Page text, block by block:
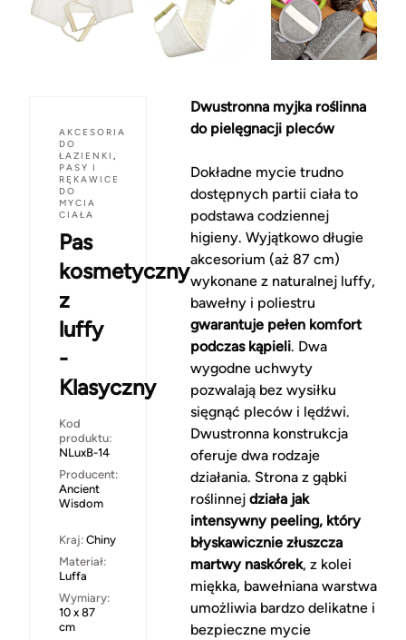
AKCESORIA
DO
ŁAZIENKI ,
PASY I
RĘKAWICE
DO
MYCIA
CIAŁA
Pas
kosmetyczny
z
luffy
-
Klasyczny
Kod
produktu:
NLuxB-14
Producent:
Ancient
Wisdom
Kraj: Chiny
Materiał:
Luffa
Wymiary:
10 x 87
cm
Dwustronna myjka roślinna
do pielęgnacji pleców
Dokładne mycie trudno
dostępnych partii ciała to
podstawa codziennej
higieny. Wyjątkowo długie
akcesorium (aż 87 cm)
wykonane z naturalnej luffy,
bawełny i poliestru
gwarantuje pełen komfort
podczas kąpieli. Dwa
wygodne uchwyty
pozwalają bez wysiłku
sięgnąć pleców i lędźwi.
Dwustronna konstrukcja
oferuje dwa rodzaje
działania. Strona z gąbki
roślinnej działa jak
intensywny peeling, który
błyskawicznie złuszcza
martwy naskórek, z kolei
miękka, bawełniana warstwa
umożliwia bardzo delikatne i
bezpieczne mycie